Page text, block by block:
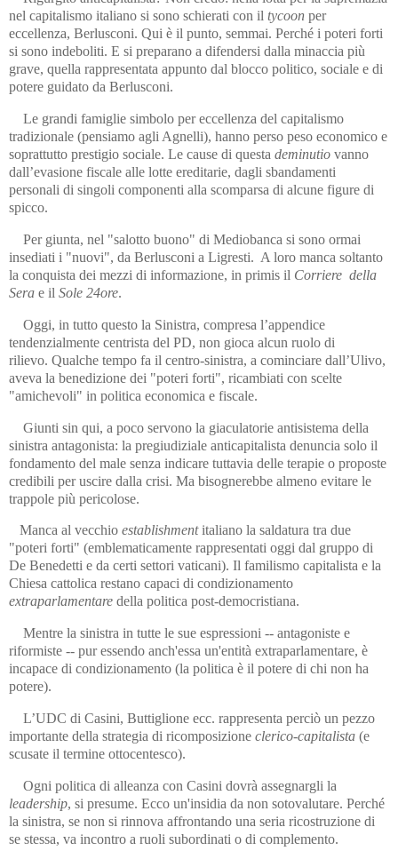
nel capitalismo italiano si sono schierati con il tycoon per
eccellenza, Berlusconi. Qui è il punto, semmai. Perché i poteri forti
si sono indeboliti. E si preparano a difendersi dalla minaccia più
grave, quella rappresentata appunto dal blocco politico, sociale e di
potere guidato da Berlusconi.
Le grandi famiglie simbolo per eccellenza del capitalismo
tradizionale (pensiamo agli Agnelli), hanno perso peso economico e
soprattutto prestigio sociale. Le cause di questa deminutio vanno
dall’evasione fiscale alle lotte ereditarie, dagli sbandamenti
personali di singoli componenti alla scomparsa di alcune figure di
spicco.
Per giunta, nel "salotto buono" di Mediobanca si sono ormai
insediati i "nuovi", da Berlusconi a Ligresti. A loro manca soltanto
la conquista dei mezzi di informazione, in primis il Corriere della
Sera e il Sole 24ore.
Oggi, in tutto questo la Sinistra, compresa l’appendice
tendenzialmente centrista del PD, non gioca alcun ruolo di
rilievo. Qualche tempo fa il centro-sinistra, a cominciare dall’Ulivo,
aveva la benedizione dei "poteri forti", ricambiati con scelte
"amichevoli" in politica economica e fiscale.
Giunti sin qui, a poco servono la giaculatorie antisistema della
sinistra antagonista: la pregiudiziale anticapitalista denuncia solo il
fondamento del male senza indicare tuttavia delle terapie o proposte
credibili per uscire dalla crisi. Ma bisognerebbe almeno evitare le
trappole più pericolose.
Manca al vecchio establishmentitaliano la saldatura tra due
"poteri forti" (emblematicamente rappresentati oggi dal gruppo di
De Benedetti e da certi settori vaticani). Il familismo capitalista e la
Chiesa cattolica restano capaci di condizionamento
extraparlamentare della politica post-democristiana.
Mentre la sinistra in tutte le sue espressioni -- antagoniste e
riformiste -- pur essendo anch'essa un'entità extraparlamentare, è
incapace di condizionamento (la politica è il potere di chi non ha
potere).
L’UDC di Casini, Buttiglione ecc. rappresenta perciò un pezzo
importante della strategia di ricomposizione clerico-capitalista (e
scusate il termine ottocentesco).
Ogni politica di alleanza con Casini dovrà assegnargli la
leadership, si presume. Ecco un'insidia da non sotovalutare. Perché
la sinistra, se non si rinnova affrontando una seria ricostruzione di
se stessa, va incontro a ruoli subordinati o di complemento.